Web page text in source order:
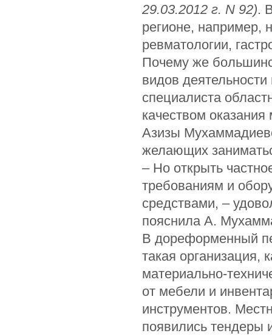
29.03.2012 г. N 92).
регионе, например,
ревматологии,
Почему же
видов
специалиста
качеством
Азизы
желающих
– Но открыть
требованиям и
средствами, –
пояснила А.
В дореформенный
такая организация,
материально-
от мебели и
инструментов.
появились тендеры